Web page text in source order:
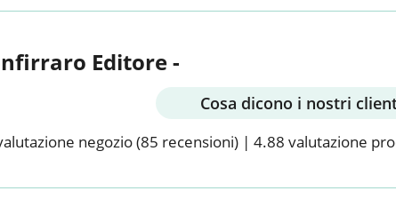
Editore -
Cosa dicono i nostri
negozio(85 recensioni) | 4.88 valutazione